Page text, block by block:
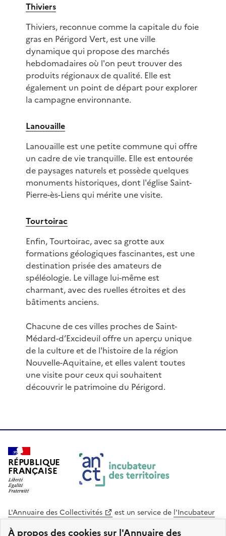
À propos des cookies sur l'Annuaire des
Thiviers
Thiviers, reconnue comme la capitale du foie
gras en Périgord Vert, est une ville
dynamique qui propose des marchés
hebdomadaires où l'on peut trouver des
produits régionaux de qualité. Elle est
également un point de départ pour explorer
la campagne environnante.
Lanouaille
Lanouaille est une petite commune qui offre
un cadre de vie tranquille. Elle est entourée
de paysages naturels et possède quelques
monuments historiques, dont l'église Saint-
Pierre-ès-Liens qui mérite une visite.
Tourtoirac
Enfin, Tourtoirac, avec sa grotte aux
formations géologiques fascinantes, est une
destination prisée des amateurs de
spéléologie. Le village lui-même est
charmant, avec des ruelles étroites et des
bâtiments anciens.
Chacune de ces villes proches de Saint-
Médard-d’Excideuil offre un aperçu unique
de la culture et de l'histoire de la région
Nouvelle-Aquitaine, et elles valent toutes
une visite pour ceux qui souhaitent
découvrir le patrimoine du Périgord.
RÉPUBLIQUE
FRANÇAISE
L'Annuaire des Collectivités est un service de l'Incubateur
des Territoires